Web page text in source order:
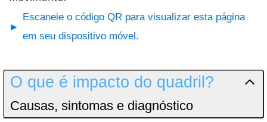
Escaneie o código QR para visualizar esta página
em seu dispositivo móvel.
O que é impacto do quadril?
Causas, sintomas e diagnóstico